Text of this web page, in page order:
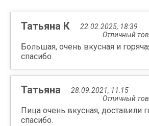
Татьяна К
22.02.2025, 18:39
Отличный
Большая, очень вкусная и
спасибо.
Татьяна
28.09.2021, 11:15
Отличный
Пица очень вкусная, доставили
спасибо.